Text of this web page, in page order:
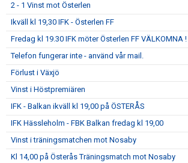
2 - 1 Vinst mot Österlen
Ikväll kl 19,30 IFK - Österlen FF
Fredag kl 19.30 IFK möter Österlen FF VÄLKOMNA !
Telefon fungerar inte - använd vår mail.
Förlust i Växjö
Vinst i Höstpremiären
IFK - Balkan ikväll kl 19,00 på ÖSTERÅS
IFK Hässleholm - FBK Balkan fredag kl 19,00
Vinst i träningsmatchen mot Nosaby
Kl 14,00 på Österås Träningsmatch mot Nosaby